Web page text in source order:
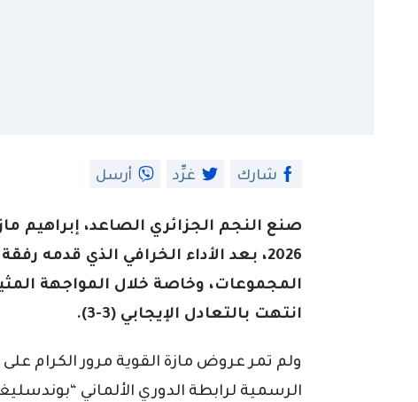
شارك غرِّد أرسل
صنع النجم الجزائري الصاعد، إبراهيم
2026، بعد الأداء الخرافي الذي قدمه
المجموعات، وخاصة خلال المواجهة
انتهت بالتعادل الإيجابي (3-3).
ولم تمر عروض مازة القوية مرور الكرام